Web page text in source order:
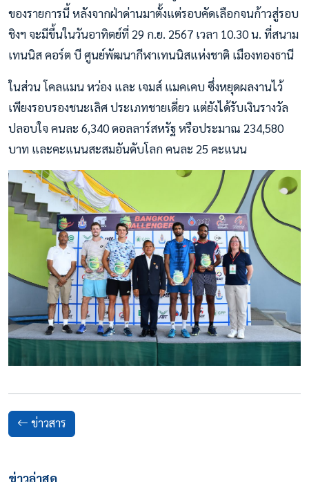
ของรายการนี้ หลังจากฝ่าด่านมาตั้งแต่รอบคัดเลือกจนก้าวสู่รอบ
ชิงฯ จะมีขึ้นในวันอาทิตย์ที่ 29 ก.ย. 2567 เวลา 10.30 น. ที่สนาม
เทนนิส คอร์ต บี ศูนย์พัฒนากีฬาเทนนิสแห่งชาติ เมืองทองธานี
ในส่วน โคลแมน หว่อง และ เจมส์ แมคเคบ ซึ่งหยุดผลงานไว้
เพียงรอบรองชนะเลิศ ประเภทชายเดี่ยว แต่ยังได้รับเงินรางวัล
ปลอบใจ คนละ 6,340 ดอลลาร์สหรัฐ หรือประมาณ 234,580
บาท และคะแนนสะสมอันดับโลก คนละ 25 คะแนน
ข่าวสาร
ข่าวล่าสุด